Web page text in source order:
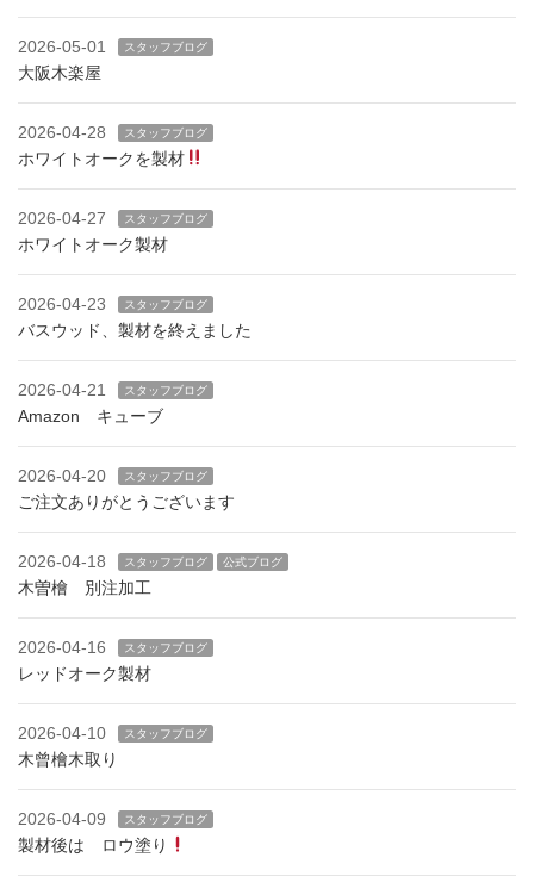
2026-05-01 スタッフブログ
大阪木楽屋
2026-04-28 スタッフブログ
ホワイトオークを製材
2026-04-27 スタッフブログ
ホワイトオーク製材
2026-04-23 スタッフブログ
バスウッド、製材を終えました
2026-04-21 スタッフブログ
Amazon キューブ
2026-04-20 スタッフブログ
ご注文ありがとうございます
2026-04-18 スタッフブログ 公式ブログ
木曽檜 別注加工
2026-04-16 スタッフブログ
レッドオーク製材
2026-04-10 スタッフブログ
木曾檜木取り
2026-04-09 スタッフブログ
製材後は ロウ塗り